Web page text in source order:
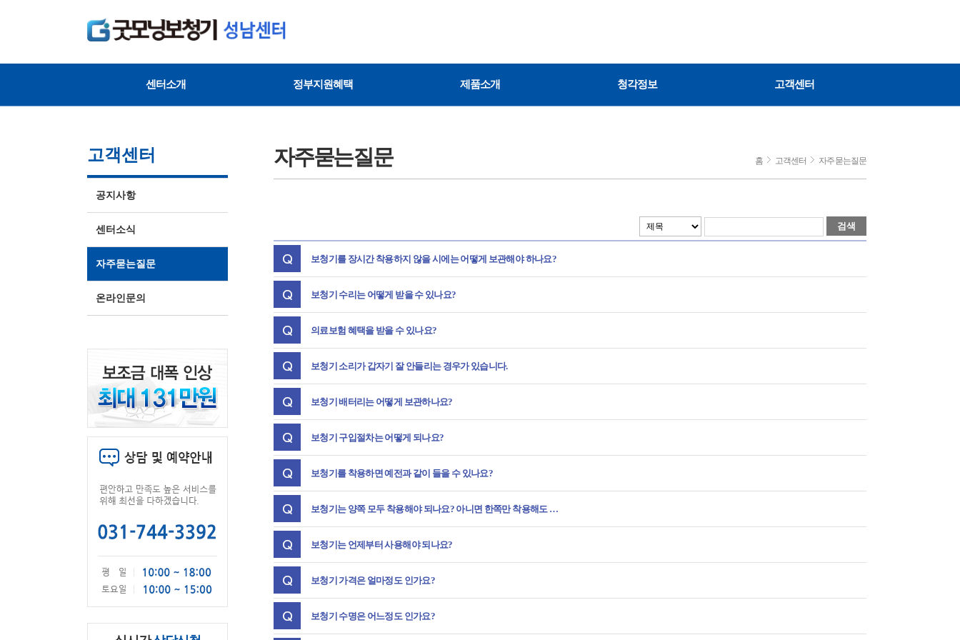
센터소개 정부지원혜택 제품소개 청각정보 고객센터
고객센터
공지사항
센터소식
자주묻는질문
온라인문의
자주묻는질문 홈 고객센터 자주묻는질문
검색
보청기를 장시간 착용하지 않을 시에는 어떻게 보관해야 하나요?
보청기 수리는 어떻게 받을 수 있나요?
의료보험 혜택을 받을 수 있나요?
보청기 소리가 갑자기 잘 안들리는 경우가 있습니다.
보청기 배터리는 어떻게 보관하나요?
보청기 구입절차는 어떻게 되나요?
보청기를 착용하면 예전과 같이 들을 수 있나요?
보청기는 양쪽 모두 착용해야 되나요? 아니면 한쪽만 착용해도 …
보청기는 언제부터 사용해야 되나요?
보청기 가격은 얼마정도 인가요?
보청기 수명은 어느정도 인가요?